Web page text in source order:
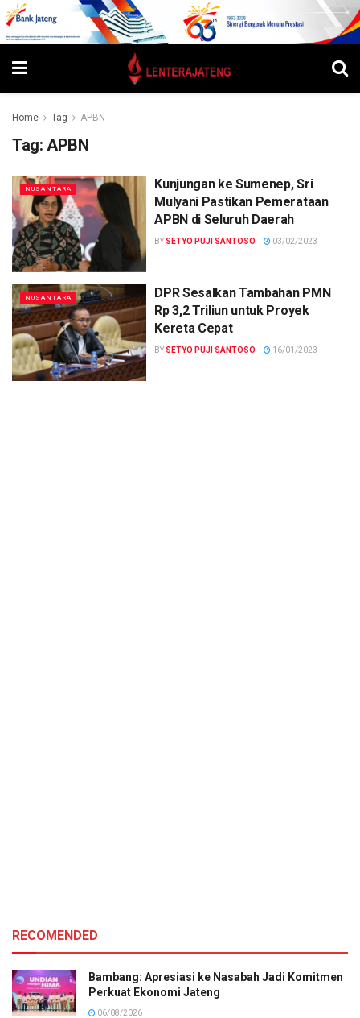
Home Tag APBN
Tag: APBN
NUSANTARA
Kunjungan ke Sumenep, Sri
Mulyani Pastikan Pemerataan
APBN di Seluruh Daerah
BY SETYO PUJI SANTOSO 03/02/2023
NUSANTARA
DPR Sesalkan Tambahan PMN
Rp 3,2 Triliun untuk Proyek
Kereta Cepat
BY SETYO PUJI SANTOSO 16/01/2023
RECOMENDED
Bambang: Apresiasi ke Nasabah Jadi Komitmen
Perkuat Ekonomi Jateng
06/08/2026